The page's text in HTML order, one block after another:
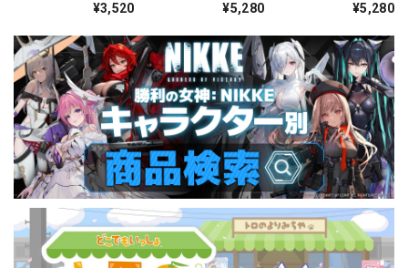
ー・ミグルディア］
M/L/XLサイズ
¥3,520 ¥5,280 ¥5,280